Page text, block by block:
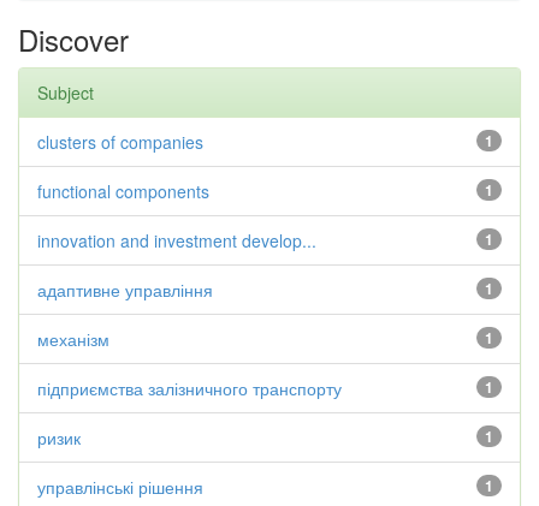
Discover
Subject
1
clusters of companies
1
functional components
1
innovation and investment develop...
1
адаптивне управління
1
механізм
1
підприємства залізничного транспорту
1
ризик
1
управлінські рішення